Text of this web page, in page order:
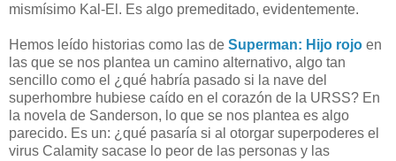
mismísimo Kal-El. Es algo premeditado, evidentemente.
Hemos leído historias como las de Superman: Hijo rojo en
las que se nos plantea un camino alternativo, algo tan
sencillo como el ¿qué habría pasado si la nave del
superhombre hubiese caído en el corazón de la URSS? En
la novela de Sanderson, lo que se nos plantea es algo
parecido. Es un: ¿qué pasaría si al otorgar superpoderes el
virus Calamity sacase lo peor de las personas y las